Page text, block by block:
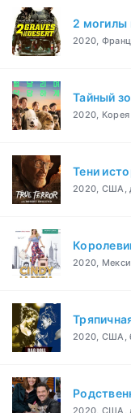
2 могилы
2020,
Тайный
2020,
Тени
2020, США,
2020,
2020, США,